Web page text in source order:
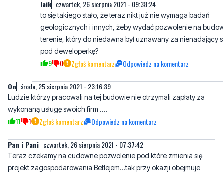
nie pod budownictwo przemyślane.
13 3 Zgłoś komentarz Odpowiedz na komentarz
laik czwartek, 26 sierpnia 2021 - 09:38:24
to się takiego stało, że teraz nikt już nie wymaga badań
geologicznych i innych, żeby wydać pozwolenie na
pod deweloperkę?
9 0 Zgłoś komentarz Odpowiedz na komentarz
On środa, 25 sierpnia 2021 - 23:16:39
wykonaną usługę swoich firm ....
11 1 Zgłoś komentarz Odpowiedz na komentarz